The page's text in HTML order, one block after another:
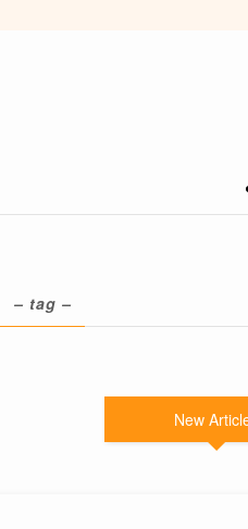
– tag –
New